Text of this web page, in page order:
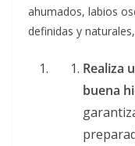
ahumados, labios
definidas y
Realiza
buena